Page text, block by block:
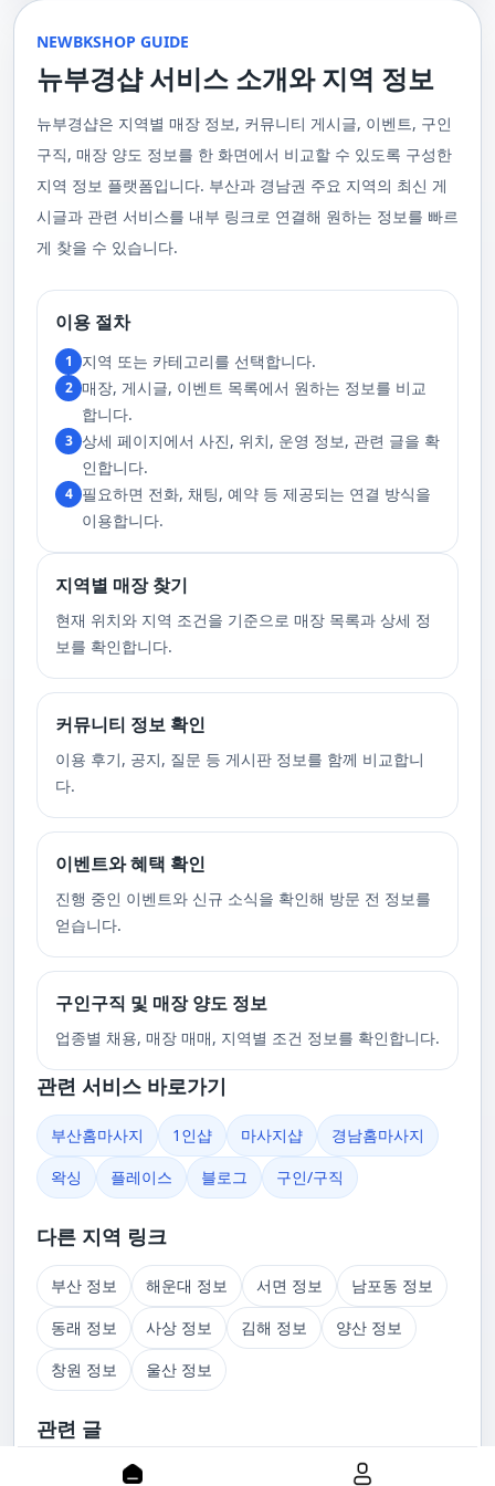
대한 많은 관심 덕분에, 부경샵은 필요한 요구 사항들을 간단하게 필수적인
것들로 정리했어요. 이 가이드라인을 따라주시면, 서비스 이용 중에 문제가
생기지 않을 거예요. 첫째로, 너무 많은 알코올을 섭취해 만취 상태일 경우에
게 좋아요.서비스 당일에는 부경샵과의 원활한 의사소통이 중요해요, 그래
서 공중전화나 발신 제한으로는 연락이 어려워요. 또한, 자주 예약을 취소하
거나 예약 없이 나타나지 않는 경우, 앞으로 예약하기가 어려워질 수 있으니
가격으로 경험해 보세요.터치 -> 부경샵 홈페이지 터치 -> 더욱 새로워진 뉴
부경샵 홈페이지 터치 -> 부경샵앱 다운로드 - Google Play
시면, 부경샵은 그에 최적화된 서비스를 제공하기 위해 최선을 다할 것입니
다. 언제든지 필요하실 때, 편리한 상담과 지원이 준비되어 있으니 주저하지
마시고 연락 주세요. 부산 일본인 홈케어 이용 방법에 대해서는, 서비스의
핵심은 바로 고객님의 현재 위치에서 직접 찾아가는 것입니다. 이 방식을 통
등, 자신만의 공간에서 편안한 맞춤형 마사지를 받으실 수 있습니다. 최근
한 마사지 서비스를 제공하기 위해 노력하고 있습니다. 부경샵의 주된 목적
은 고객님들이 긴장을 해소하고 새로운 활력을 얻을 수 있는 피난처를 마련
하는 것입니다. 또한, 부경샵 한국과 태국, 일본에서 온 관리사 중 선택이 가
능하며, 다른 곳에서 찾아볼 수 없는 독특한 기술과 마음가짐을 가진 관리사
를 자랑합니다. 이러한 품질은 비교할 수 없는 수준입니다. 서비스의 질을
더욱 높이기 위해, 부경샵은 지속적으로 우수한 일본인 관리사를 모집 중입
서비스를 경험하실 수 있습니다. 마지막으로 부산 일본인 홈케어 서비스를
이용하시기 전에, 아래 주의사항을 상세히 확인하시고 예약을 진행해 주시
기 바랍니다. 부경샵 서비스에 대한 높은 수요를 감안하여, 이용 요건을 간
소화하여 필수적인 사항으로 명시했습니다. 이 가이드라인을 따르시면, 서
비스 이용 중 문제가 발생하지 않을 것입니다. 특히, 과도한 알코올 섭취로
인해 만취 상태에서는 서비스 이용에 제한을 두고 있음을 명확히 합니다. 이
러한 상태에서는 다음 기회에 이용해 주시길 부탁드립니다. 서비스 도착 시
원활한 의사소통이 이루어질 수 있도록, 저희와의 연락이 반드시 가능해야
합니다. 이에 공중전화 사용이나 발신 번호 표시 제한으로의 통화는 받지 않
고 있습니다. 또한, 자주 발생하는 예약 취소나 무단으로 예약을 취소할 경
우, 향후 서비스 예약에 제약이 생길 수 있음을 알려드립니다. 시간을 효율적
으로 사용하며, 합리적인 가격으로 부경샵만의 특별한 경험을 하실 수 있습
균형을 맞추는 데 중점을 둡니다. 이 마사지는 유연성을 증진시키고 근육의
사지는 신체의 긴장을 풀어주고, 스트레스를 감소시키며, 전반적인 신체 기
서 유래한 마사지 방법으로, 의자에 앉은 상태에서 받을 수 있어 사무실이나
집에서도 쉽게 즐길 수 있습니다. 이 마사지는 특히 허리와 어깨의 피로를 해
소하는 데 효과적이며, 신체의 전반적인 이완을 도와 스트레스 감소에 도움
을 줍니다. 샤이츠 마사지는 짧은 시간에 효과적인 이완을 제공하여, 바쁜 일
상 속에서 짧은 휴식을 필요로 하는 현대인에게 적합합니다.4. 발 마사지 발
마사지는 발과 발목을 중심으로 이루어지는 마사지로, 신체의 균형을 유지
하고 전반적인 피로를 풀어주는 데 중점을 둡니다. 이 마사지는 발의 압력점
을 개선합니다. 발 마사지는 특히 장시간 서 있거나 걷는 일이 많은 사람들에
게 추천되며, 발의 피로 뿐만 아니라 전체적인 신체의 건강과 웰빙에도 긍정
적인 영향을 줍니다.부경샵 앱을 통해 부산 남포동 지역의 고객들은 이러한
춤형 서비스를 즐길 수 있습니다.출장마사지는 부경샵 ↓↓↓ 클릭
https://bkshop.kr/더욱 새로워진 출장마사지 뉴부경샵↓↓↓ 클릭
https://newbkshop.com/출장마사지 부경샵앱 다운로드↓↓↓ 클릭
https://play.google.com/store/apps/details?
부산꿀통 디시에서 제공하는 서비스는 여러분에게 새로운 힐링의 기회를 제
사지는 여러분의 체질 개선, 스트레스 해소, 마음의 안정 등 다양한 효능을
가져다줍니다. 이와 같이 부산꿀통 디시의 마사지는 여러분의 건강을 지키
간을 가질 수 있게 해줍니다. 그리고 이런 부산꿀통 디시의 서비스를 편리하
게 예약하고 이용할 수 있게 도와주는 '부경샵' 어플은 부산과 경남 지역에서
최고의 마사지 어플로 추천받고 있습니다. 복잡한 예약 과정 없이, 부담 없이
부산꿀통 디시의 서비스를 이용하려는 분들께 부경샵 어플을 강력히 추천드
립니다.여러분의 건강과 힐링을 위해, 부산꿀통 디시와 부경샵이 함께하며,
모든 고민과 걱정 속에서 여러분을 위로하고 도와드리겠습니다. 부산꿀통
부산꿀통 디시의 건강한 마사지와 쾌적한 분위기 속에서 행복과 건강을 찾
NEWBKSHOP GUIDE
뉴부경샵 서비스 소개와 지역 정보
뉴부경샵은 지역별 매장 정보, 커뮤니티 게시글, 이벤트, 구인
구직, 매장 양도 정보를 한 화면에서 비교할 수 있도록 구성한
지역 정보 플랫폼입니다. 부산과 경남권 주요 지역의 최신 게
시글과 관련 서비스를 내부 링크로 연결해 원하는 정보를 빠르
게 찾을 수 있습니다.
이용 절차
1 지역 또는 카테고리를 선택합니다.
2 매장, 게시글, 이벤트 목록에서 원하는 정보를 비교
합니다.
3 상세 페이지에서 사진, 위치, 운영 정보, 관련 글을 확
인합니다.
4 필요하면 전화, 채팅, 예약 등 제공되는 연결 방식을
이용합니다.
지역별 매장 찾기
현재 위치와 지역 조건을 기준으로 매장 목록과 상세 정
보를 확인합니다.
커뮤니티 정보 확인
이용 후기, 공지, 질문 등 게시판 정보를 함께 비교합니
다.
이벤트와 혜택 확인
진행 중인 이벤트와 신규 소식을 확인해 방문 전 정보를
얻습니다.
구인구직 및 매장 양도 정보
업종별 채용, 매장 매매, 지역별 조건 정보를 확인합니다.
관련 서비스 바로가기
부산홈마사지 1인샵 마사지샵
경남홈마사지
왁싱
플레이스 블로그 구인/구직
다른 지역 링크
부산 정보 해운대 정보 서면 정보
남포동 정보
동래 정보
사상 정보 김해 정보
양산 정보
창원 정보
울산 정보
관련 글
부산 러시아 홈케어정보 부경샵사이트에서 업소확인하기